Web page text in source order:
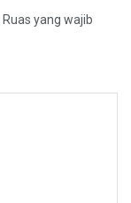
Ruas yang wajib